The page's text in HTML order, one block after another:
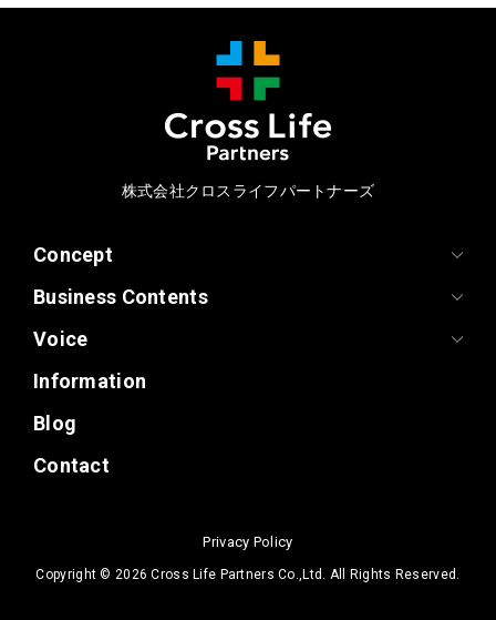
株式会社クロスライフパートナーズ
Concept
Business Contents
Voice
Information
Blog
Contact
Privacy Policy
Copyright © 2026 Cross Life Partners Co.,Ltd. All Rights Reserved.